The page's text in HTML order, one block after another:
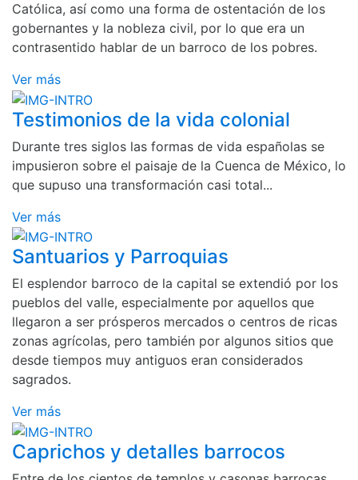
Católica, así como una forma de ostentación de los
gobernantes y la nobleza civil, por lo que era un
contrasentido hablar de un barroco de los pobres.
Ver más
Testimonios de la vida colonial
Durante tres siglos las formas de vida españolas se
impusieron sobre el paisaje de la Cuenca de México, lo
que supuso una transformación casi total...
Ver más
Santuarios y Parroquias
El esplendor barroco de la capital se extendió por los
pueblos del valle, especialmente por aquellos que
llegaron a ser prósperos mercados o centros de ricas
zonas agrícolas, pero también por algunos sitios que
desde tiempos muy antiguos eran considerados
sagrados.
Ver más
Caprichos y detalles barrocos